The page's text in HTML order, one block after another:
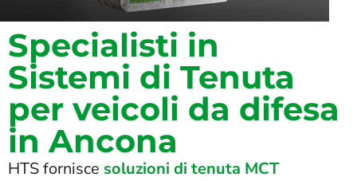
Specialisti in
Sistemi di Tenuta
per veicoli da difesa
in Ancona
HTS fornisce soluzioni di tenuta MCT